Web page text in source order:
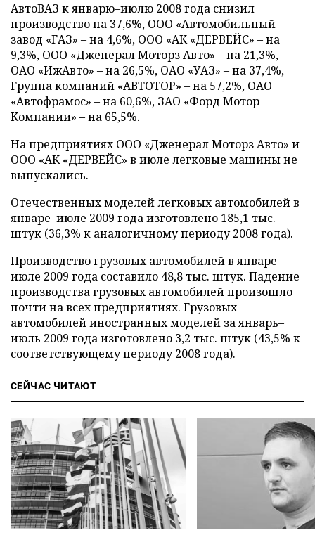
АвтоВАЗ к январю–июлю 2008 года снизил
производство на 37,6%, ООО «Автомобильный
завод «ГАЗ» – на 4,6%, ООО «АК «ДЕРВЕЙС» – на
9,3%, ООО «Дженерал Моторз Авто» – на 21,3%,
ОАО «ИжАвто» – на 26,5%, ОАО «УАЗ» – на 37,4%,
Группа компаний «АВТОТОР» – на 57,2%, ОАО
«Автофрамос» – на 60,6%, ЗАО «Форд Мотор
Компании» – на 65,5%.
На предприятиях ООО «Дженерал Моторз Авто» и
ООО «АК «ДЕРВЕЙС» в июле легковые машины не
выпускались.
Отечественных моделей легковых автомобилей в
январе–июле 2009 года изготовлено 185,1 тыс.
штук (36,3% к аналогичному периоду 2008 года).
Производство грузовых автомобилей в январе–
июле 2009 года составило 48,8 тыс. штук. Падение
производства грузовых автомобилей произошло
почти на всех предприятиях. Грузовых
автомобилей иностранных моделей за январь–
июль 2009 года изготовлено 3,2 тыс. штук (43,5% к
соответствующему периоду 2008 года).
СЕЙЧАС ЧИТАЮТ